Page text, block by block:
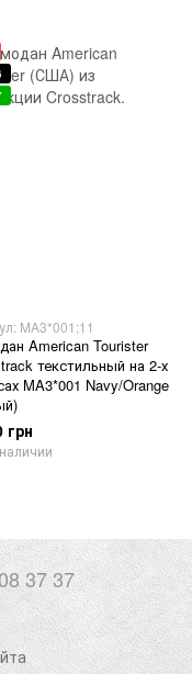
MA3*001;11
American Tourister
текстильный на 2-х
MA3*001 Navy/Orange
грн
37 37